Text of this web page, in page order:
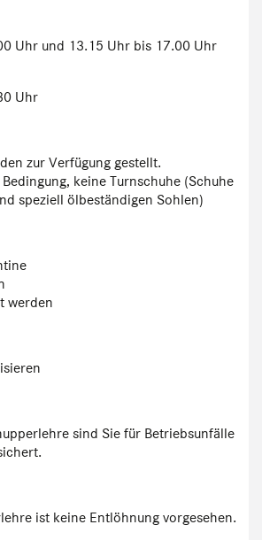
Uhr und 13.15 Uhr bis 17.00 Uhr
Uhr
zur Verfügung gestellt.
keine Turnschuhe (Schuhe
speziell ölbeständigen Sohlen)
werden
sind Sie für Betriebsunfälle
ist keine Entlöhnung vorgesehen.